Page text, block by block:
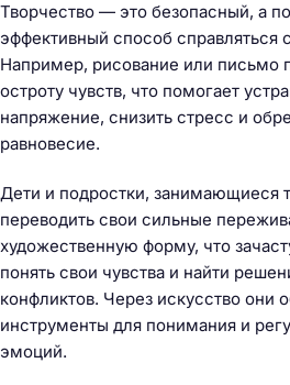
Творчество — это безопасный, а
эффективный способ справляться
Например, рисование или письмо
остроту чувств, что помогает
напряжение, снизить стресс и
равновесие.
Дети и подростки, занимающиеся
переводить свои сильные
художественную форму, что
понять свои чувства и найти
конфликтов. Через искусство они
инструменты для понимания и
эмоций.